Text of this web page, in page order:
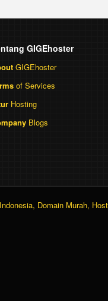
GIGEhoster
GIGEhoster
of Services
Hosting
Blogs
Domain Murah,